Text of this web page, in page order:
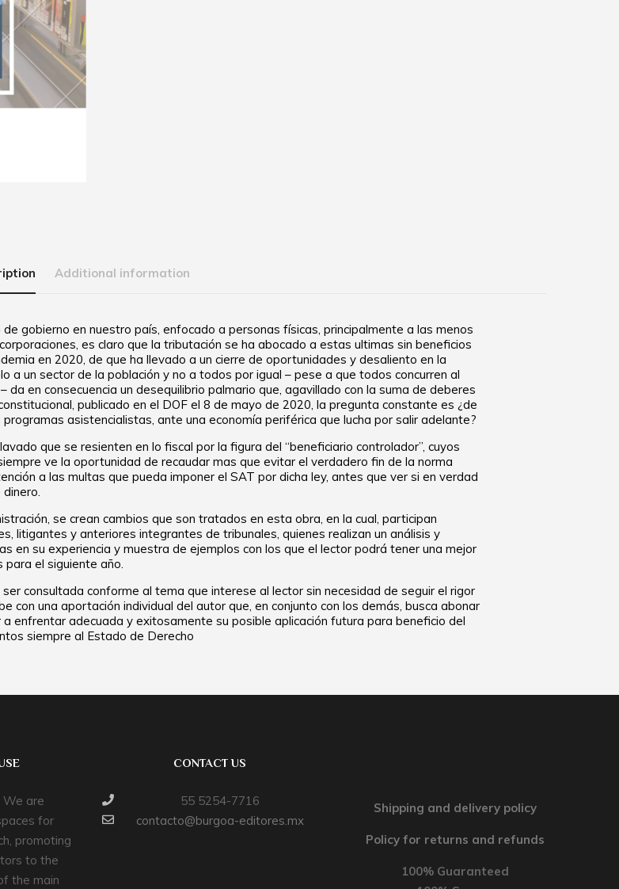
Additional information
gobierno en nuestro país, enfocado a personas físicas, principalmente a las menos
es claro que la tributación se ha abocado a estas ultimas sin beneficios
en 2020, de que ha llevado a un cierre de oportunidades y desaliento en la
a un sector de la población y no a todos por igual – pese a que todos concurren al
en consecuencia un desequilibrio palmario que, agavillado con la suma de deberes
publicado en el DOF el 8 de mayo de 2020, la pregunta constante es ¿de
asistencialistas, ante una economía periférica que lucha por salir adelante?
que se resienten en lo fiscal por la figura del “beneficiario controlador”, cuyos
ve la oportunidad de recaudar mas que evitar el verdadero fin de la norma
a las multas que pueda imponer el SAT por dicha ley, antes que ver si en verdad
se crean cambios que son tratados en esta obra, en la cual, participan
litigantes y anteriores integrantes de tribunales, quienes realizan un análisis y
en su experiencia y muestra de ejemplos con los que el lector podrá tener una mejor
para el siguiente año.
consultada conforme al tema que interese al lector sin necesidad de seguir el rigor
con una aportación individual del autor que, en conjunto con los demás, busca abonar
enfrentar adecuada y exitosamente su posible aplicación futura para beneficio del
siempre al Estado de Derecho
We are
for
promoting
to the
the main
CONTACT US
55 5254-7716
contacto@burgoa-editores.mx
Shipping and delivery policy
Policy for returns and refunds
100% Guaranteed